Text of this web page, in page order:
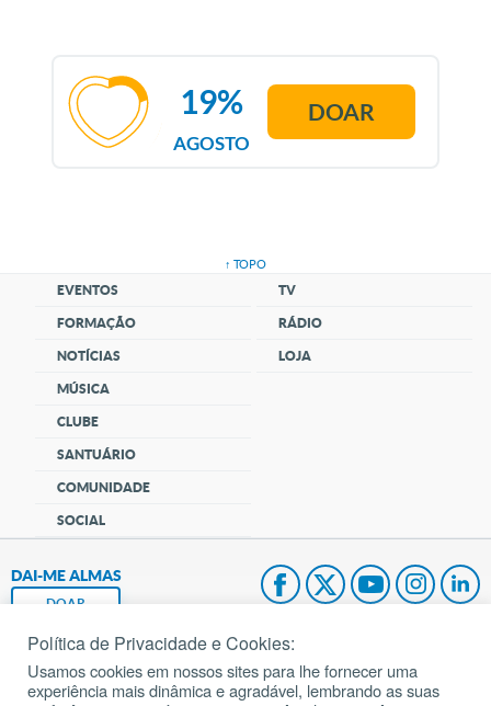
AGOSTO
19% DOAR
↑ TOPO
EVENTOS
FORMAÇÃO
NOTÍCIAS
MÚSICA
CLUBE
SANTUÁRIO
COMUNIDADE
SOCIAL
TV
RÁDIO
LOJA
DAI-ME ALMAS
DOAR
Fundação João Paulo II
Pedido de Oração
Política de Privacidade e Cookies:
Usamos cookies em nossos sites para lhe fornecer uma
experiência mais dinâmica e agradável, lembrando as suas